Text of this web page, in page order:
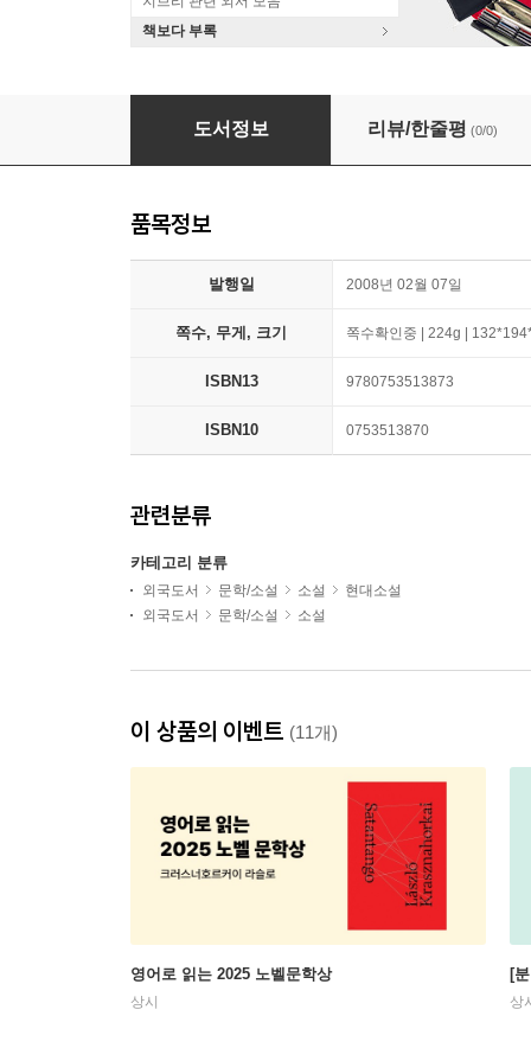
책보다 부록
Tales of Ordinary Madness
도서정보 리뷰/한줄평 (0/0)
품목정보
발행일 2008년 02월 07일
쪽수, 무게, 크기 쪽수확인중 | 224g |
ISBN13 9780753513873
ISBN10 0753513870
관련분류
카테고리 분류
외국도서 문학/소설 소설
현대소설
외국도서
문학/소설 소설
이 상품의 이벤트 (11개)
영어로 읽는 2025 노벨문학상
상시
[
상